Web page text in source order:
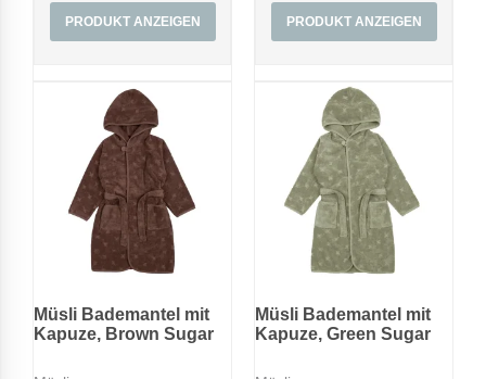
PRODUKT ANZEIGEN PRODUKT ANZEIGEN
Müsli Bademantel mit
Kapuze, Brown Sugar
Müsli Bademantel mit
Kapuze, Green Sugar